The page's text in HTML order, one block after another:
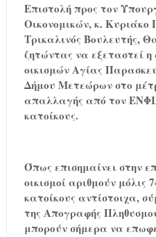
Επιστολή προς τον
Οικονομικών, κ. Κυριάκο
Τρικαλινός Βουλευτής,
ζητώντας να εξεταστεί
οικισμών Αγίας
Δήμου Μετεώρων στο
απαλλαγής από τον
κατοίκους.
Όπως επισημαίνει στην
οικισμοί αριθμούν μόλις
κατοίκους αντίστοιχα,
της Απογραφής
μπορούν σήμερα να